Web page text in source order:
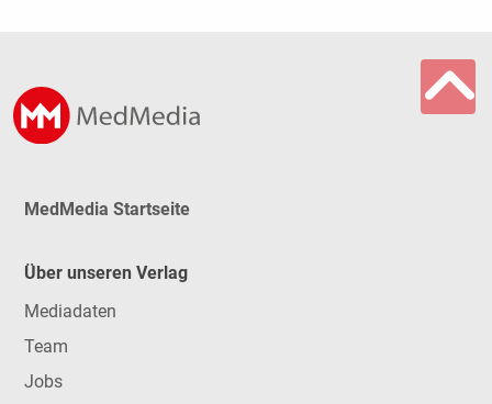
MedMedia Startseite
Über unseren Verlag
Mediadaten
Team
Jobs